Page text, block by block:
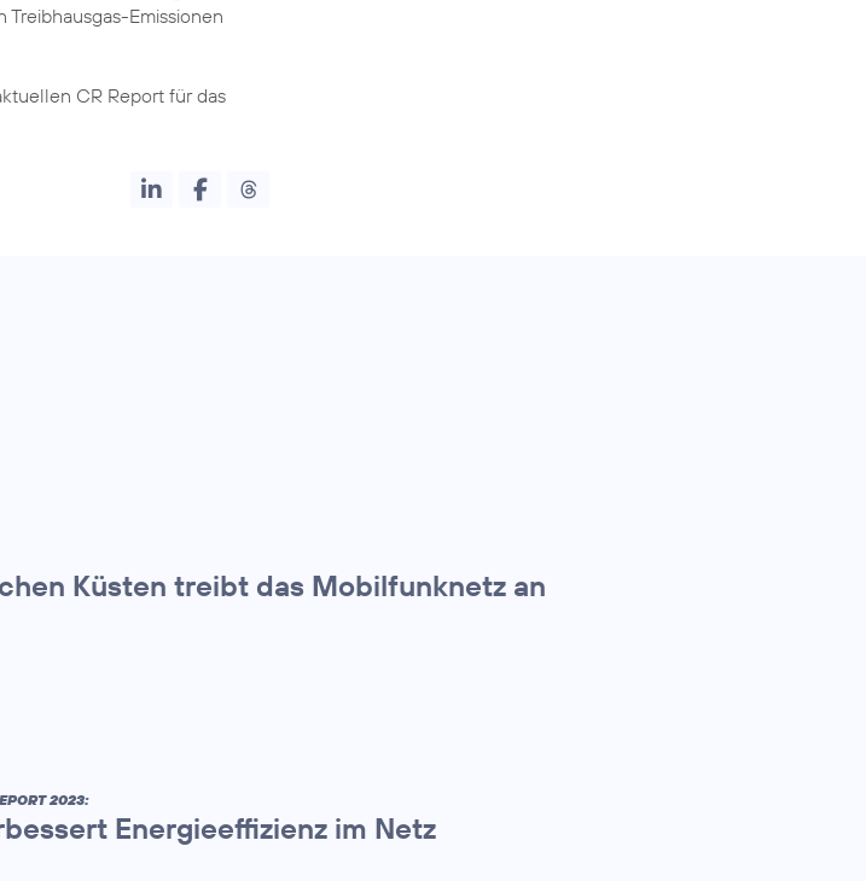
Emissionen
CR Report für das
Küsten treibt das Mobilfunknetz an
2023:
Energieeffizienz im Netz